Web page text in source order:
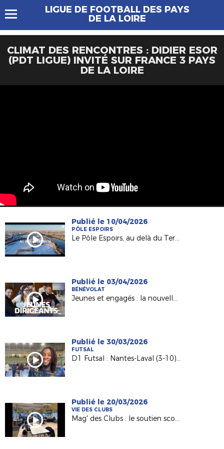
LIGUE DE FOOTBALL DES PAYS
DE LA LOIRE
CLIMAT DES RENCONTRES : DIDIER ESOR
(PDT LIGUE) INVITÉ SUR FRANCE 3 PAYS
DE LA LOIRE
Publié le 10/04/2026
PÔLE ESPOIRS
Le Pôle Espoirs, au delà du Terrain
Publié le 03/04/2026
BÉNÉVOLAT
Jeunes et engagés : la nouvelle génération de dirigeants
Publié le 30/03/2026
FUTSAL
D1 Futsal : Nantes-Laval (3-10), les réactions d’après match
Publié le 20/03/2026
VIE DES CLUBS
Mag' des Clubs : le soutien scolaire au sein de l'AS Saint-Hilaire Vihiers Saint-Paul